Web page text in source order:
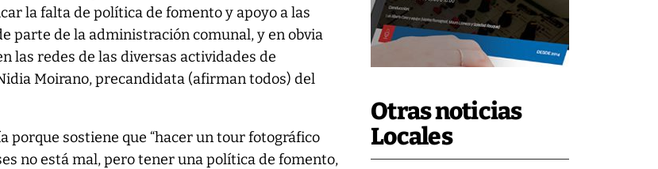
Otras noticias
Locales
la falta de política de fomento y apoyo a las
parte de la administración comunal, y en obvia
las redes de las diversas actividades de
Moirano, precandidata (afirman todos) del
porque sostiene que “hacer un tour fotográfico
no está mal, pero tener una política de fomento,